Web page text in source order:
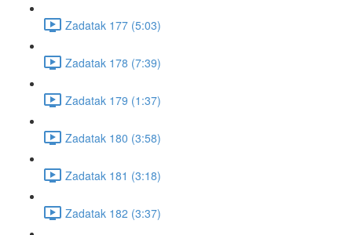
Zadatak 177 (5:03)
Zadatak 178 (7:39)
Zadatak 179 (1:37)
Zadatak 180 (3:58)
Zadatak 181 (3:18)
Zadatak 182 (3:37)